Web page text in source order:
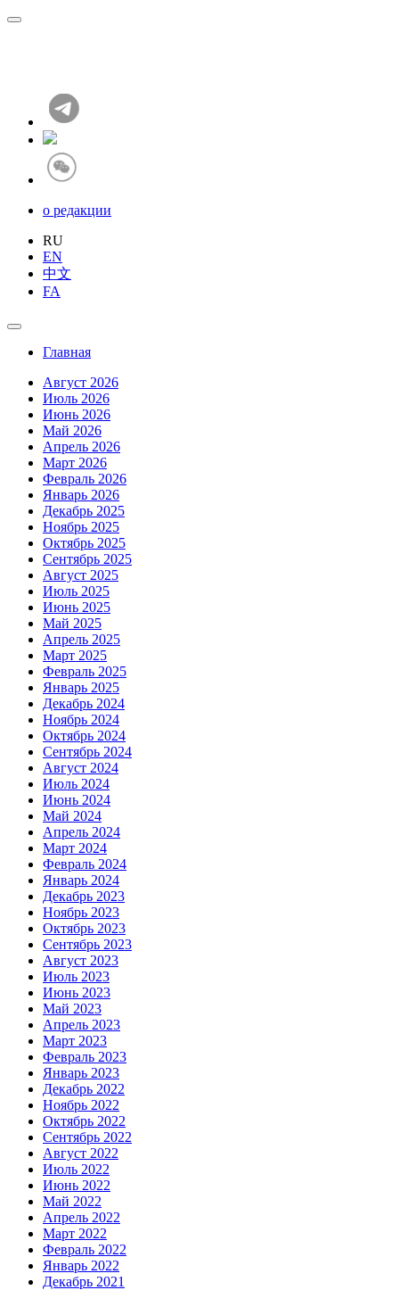
о редакции
RU
EN
中文
FA
Главная
Август 2026
Июль 2026
Июнь 2026
Май 2026
Апрель 2026
Март 2026
Февраль 2026
Январь 2026
Декабрь 2025
Ноябрь 2025
Октябрь 2025
Сентябрь 2025
Август 2025
Июль 2025
Июнь 2025
Май 2025
Апрель 2025
Март 2025
Февраль 2025
Январь 2025
Декабрь 2024
Ноябрь 2024
Октябрь 2024
Сентябрь 2024
Август 2024
Июль 2024
Июнь 2024
Май 2024
Апрель 2024
Март 2024
Февраль 2024
Январь 2024
Декабрь 2023
Ноябрь 2023
Октябрь 2023
Сентябрь 2023
Август 2023
Июль 2023
Июнь 2023
Май 2023
Апрель 2023
Март 2023
Февраль 2023
Январь 2023
Декабрь 2022
Ноябрь 2022
Октябрь 2022
Сентябрь 2022
Август 2022
Июль 2022
Июнь 2022
Май 2022
Апрель 2022
Март 2022
Февраль 2022
Январь 2022
Декабрь 2021